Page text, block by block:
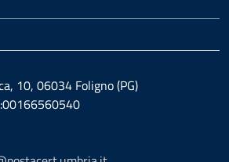
10, 06034 Foligno (PG)